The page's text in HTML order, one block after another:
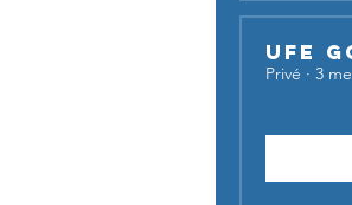
UFE
Privé · 3